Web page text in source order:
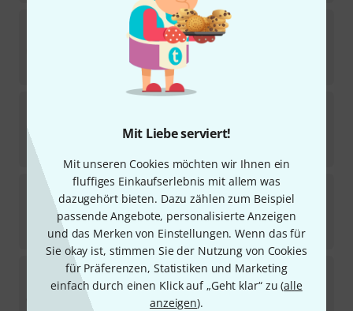
Mit Liebe serviert!
Mit unseren Cookies möchten wir Ihnen ein
fluffiges Einkaufserlebnis mit allem was
dazugehört bieten. Dazu zählen zum Beispiel
passende Angebote, personalisierte Anzeigen
und das Merken von Einstellungen. Wenn das für
Sie okay ist, stimmen Sie der Nutzung von Cookies
für Präferenzen, Statistiken und Marketing
einfach durch einen Klick auf „Geht klar“ zu (alle
anzeigen).
Viscount Cantorum Duo Plus
9
Sofort lieferbar
€
Sofort lieferbar
MilleniumKS-1010 Black
4174
Sofort lieferbar
24,90 €
Clavia Nord Electro 7 61
1
Sofort lieferbar